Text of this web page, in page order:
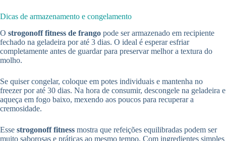
Dicas de armazenamento e congelamento
O strogonoff fitness de frango pode ser armazenado em recipiente
fechado na geladeira por até 3 dias. O ideal é esperar esfriar
completamente antes de guardar para preservar melhor a textura do
molho.
Se quiser congelar, coloque em potes individuais e mantenha no
freezer por até 30 dias. Na hora de consumir, descongele na geladeira e
aqueça em fogo baixo, mexendo aos poucos para recuperar a
cremosidade.
Esse strogonoff fitness mostra que refeições equilibradas podem ser
muito saborosas e práticas ao mesmo tempo. Com ingredientes simples